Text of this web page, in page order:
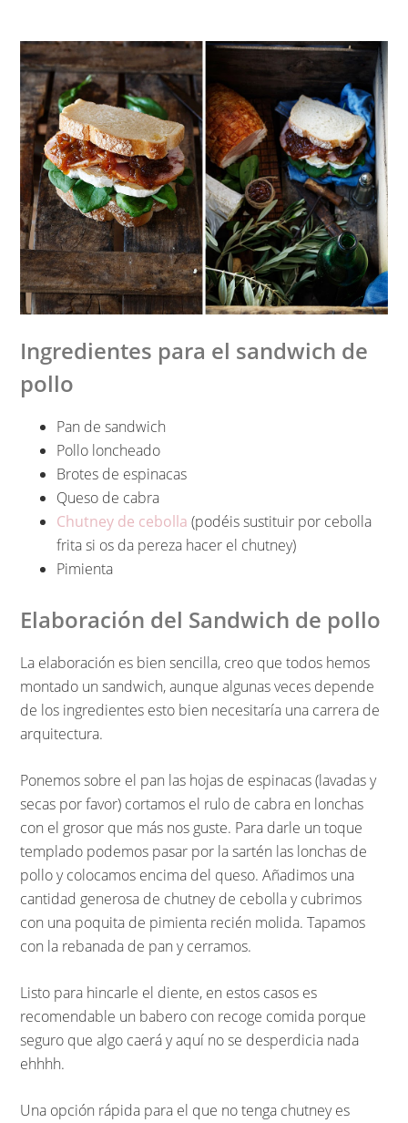
Ingredientes para el sandwich de
pollo
Pan de sandwich
Pollo loncheado
Brotes de espinacas
Queso de cabra
Chutney de cebolla (podéis sustituir por cebolla
frita si os da pereza hacer el chutney)
Pimienta
Elaboración del Sandwich de pollo
La elaboración es bien sencilla, creo que todos hemos
montado un sandwich, aunque algunas veces depende
de los ingredientes esto bien necesitaría una carrera de
arquitectura.
Ponemos sobre el pan las hojas de espinacas (lavadas y
secas por favor) cortamos el rulo de cabra en lonchas
con el grosor que más nos guste. Para darle un toque
templado podemos pasar por la sartén las lonchas de
pollo y colocamos encima del queso. Añadimos una
cantidad generosa de chutney de cebolla y cubrimos
con una poquita de pimienta recién molida. Tapamos
con la rebanada de pan y cerramos.
Listo para hincarle el diente, en estos casos es
recomendable un babero con recoge comida porque
seguro que algo caerá y aquí no se desperdicia nada
ehhhh.
Una opción rápida para el que no tenga chutney es